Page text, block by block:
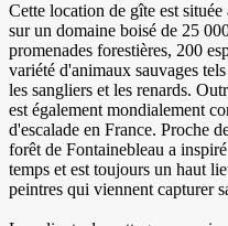
Cette location de gîte est
sur un domaine boisé de 25
promenades forestières, 200
variété d'animaux sauvages
les sangliers et les renards.
est également mondialement
d'escalade en France. Proche
forêt de Fontainebleau a
temps et est toujours un haut
peintres qui viennent capturer